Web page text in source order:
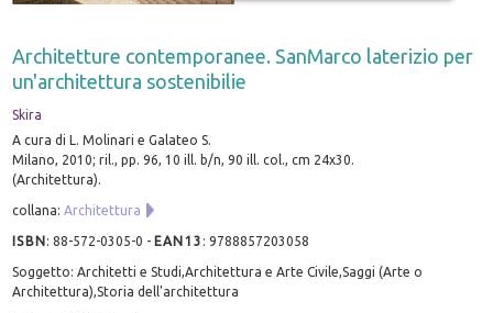
Architetture contemporanee. SanMarco laterizio per
un'architettura sostenibilie
Skira
A cura di L. Molinari e Galateo S.
Milano, 2010; ril., pp. 96, 10 ill. b/n, 90 ill. col., cm 24x30.
(Architettura).
collana:Architettura
ISBN:88-572-0305-0 - EAN13 :9788857203058
Soggetto: Architetti e Studi,Architettura e Arte Civile,Saggi (Arte o
Architettura),Storia dell'architettura